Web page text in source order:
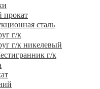
прокат
сталь
г/к
г/к никелевый
г/к